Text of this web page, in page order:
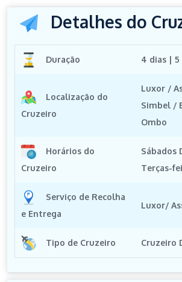
Detalhes do
Duração 4 dias | 5
Localização do
Cruzeiro
Luxor /
Simbel /
Ombo
Horários do
Cruzeiro
Sábados
Terças-
Serviço de Recolha
e Entrega
Luxor/
Tipo de Cruzeiro Cruzeiro